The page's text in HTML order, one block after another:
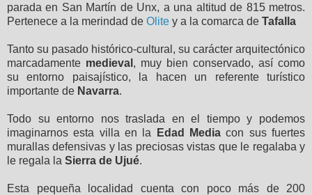
parada en San Martín de Unx, a una altitud de 815 metros.
Pertenece a la merindad de Olite y a la comarca de Tafalla
Tanto su pasado histórico-cultural, su carácter arquitectónico
marcadamente medieval , muy bien conservado, así como
su entorno paisajístico, la hacen un referente turístico
importante de Navarra.
Todo su entorno nos traslada en el tiempo y podemos
imaginarnos esta villa en la
Edad Media con sus fuertes
murallas defensivas y las preciosas vistas que le regalaba y
le regala la Sierra de Ujué.
Esta pequeña localidad cuenta con poco más de 200